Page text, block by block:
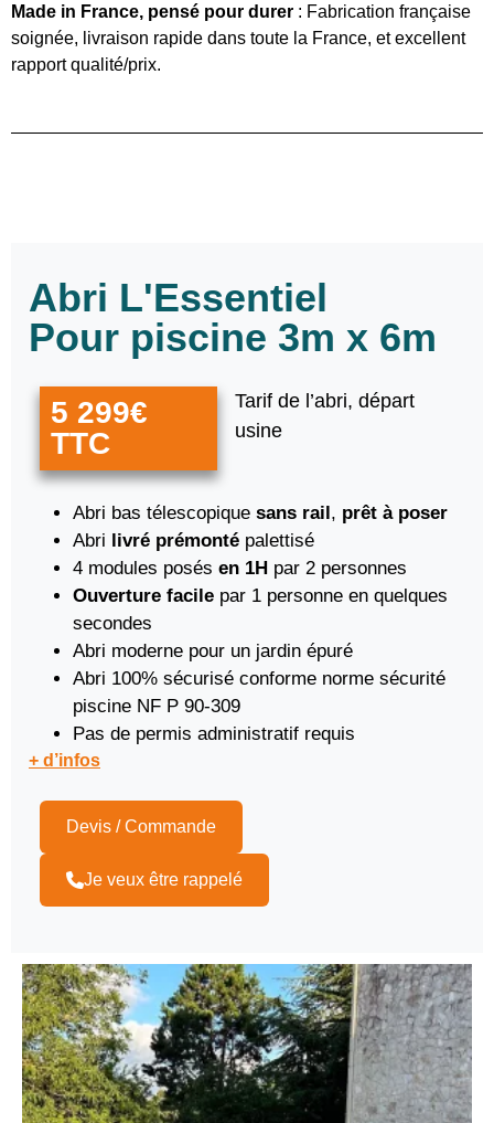
Made in France, pensé pour durer : Fabrication française
soignée, livraison rapide dans toute la France, et excellent
rapport qualité/prix.
Abri L'Essentiel
Pour piscine 3m x 6m
5 299€
TTC
Tarif de l’abri, départ
usine
Abri bas télescopique sans rail, prêt à poser
Abri livré prémonté palettisé
4 modules posés en 1H par 2 personnes
Ouverture facile par 1 personne en quelques
secondes
Abri moderne pour un jardin épuré
Abri 100% sécurisé conforme norme sécurité
piscine NF P 90-309
Pas de permis administratif requis
+ d’infos
Devis / Commande
Je veux être rappelé